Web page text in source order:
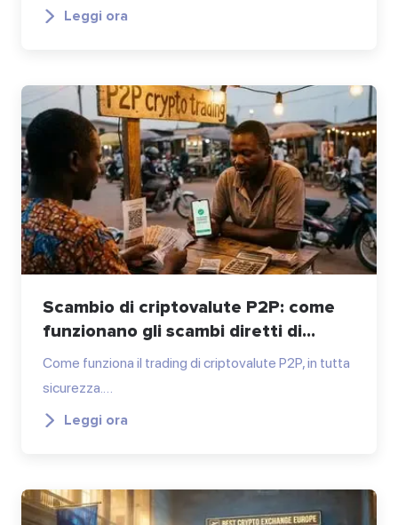
Leggi ora
Scambio di criptovalute P2P: come
funzionano gli scambi diretti di...
Come funziona il trading di criptovalute P2P, in tutta
sicurezza.…
Leggi ora